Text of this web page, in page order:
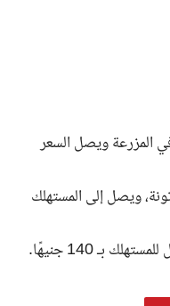
115 جنيهًا في المزرعة ويصل السعر
جنيهًا للكرتونة، ويصل إلى المستهلك